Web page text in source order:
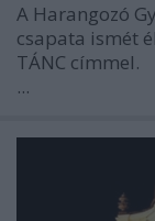
A Harangozó
csapata ismét
TÁNC címmel.
...